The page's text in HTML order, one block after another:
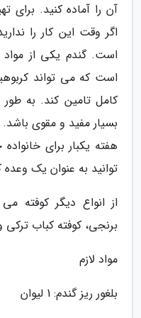
آن را آماده کنید. برای
اگر وقت این کار را
است. گندم یکی از
است که می تواند
کامل تامین کند. به
بسیار مفید و مقوی
هفته یکبار برای
توانید به عنوان یک
از انواع دیگر کوفته
برنجی، کوفته کباب ترکی
مواد لازم
بلغور ریز گندم: 1 لیوان